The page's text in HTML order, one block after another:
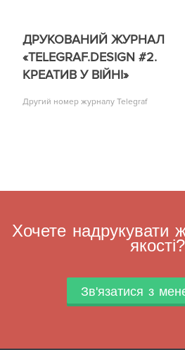
ДРУКОВАНИЙ ЖУРНАЛ
«TELEGRAF.DESIGN #2.
КРЕАТИВ У ВІЙНІ»
Другий номер журналу Telegraf
Хочете надрукувати
якості?
Зв'язатися з